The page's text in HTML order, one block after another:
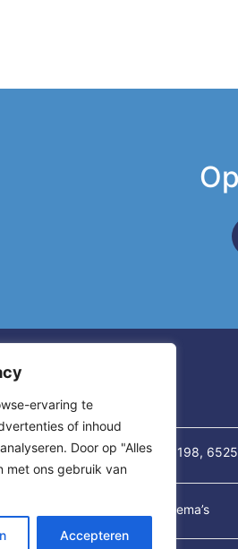
ervaring te
of inhoud
Door op "Alles
met ons gebruik van
Accepteren
St. Annastraat 198,
thema’s